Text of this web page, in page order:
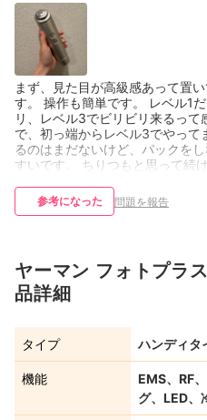
まず、見た目が高級感あって置
す。 操作も簡単です。 レベル1
リ、レベル3でビリビリ来るっ
で、初っ端からレベル3でやって
るのはまだないけど、パックを
すいです。 ちりつもと思って続け
参考になった 問題を報告
ヤーマン フォトプラ
品詳細
タイプ ハンディタ
機能
EMS、RF
グ、LED、